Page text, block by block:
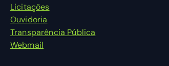
Licitações
Ouvidoria
Transparência Pública
Webmail